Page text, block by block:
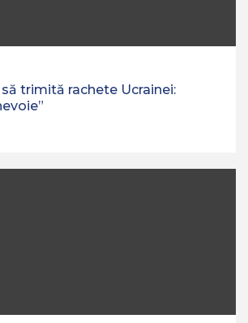
trimită rachete Ucrainei: